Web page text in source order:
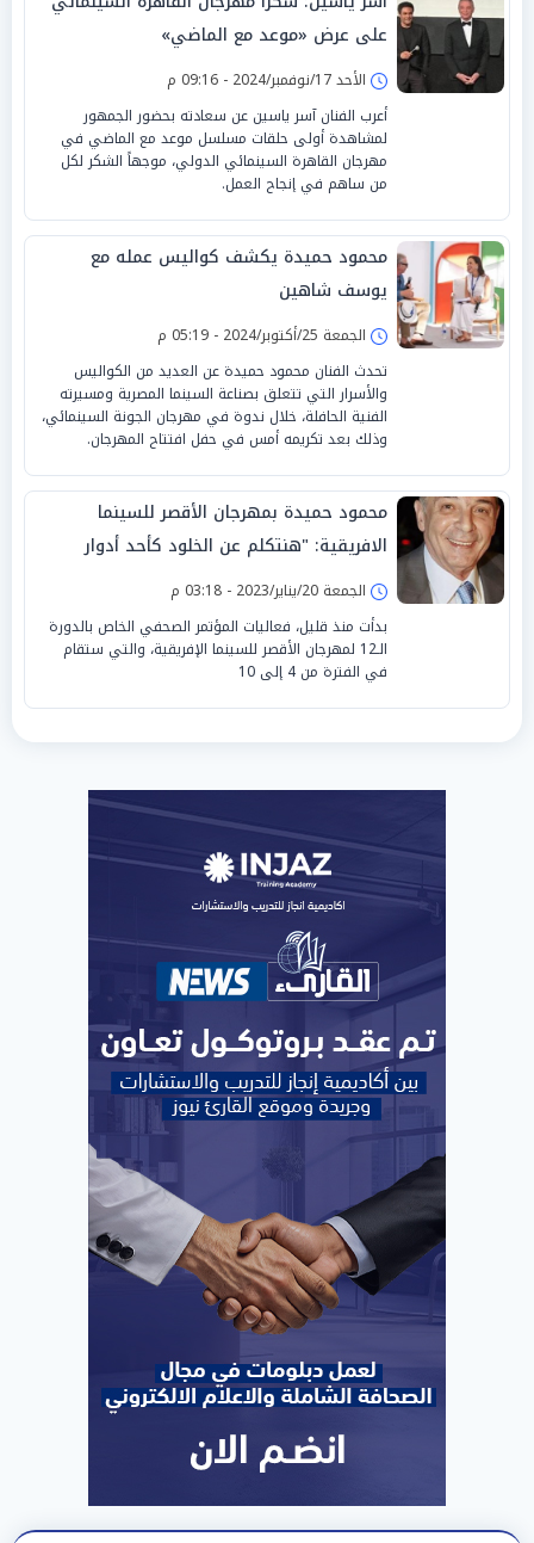
على عرض «موعد مع الماضي»
الأحد 17/نوفمبر/2024 - 09:16 م
أعرب الفنان آسر ياسين عن سعادته بحضور الجمهور
لمشاهدة أولى حلقات مسلسل موعد مع الماضي في
مهرجان القاهرة السينمائي الدولي، موجهاً الشكر لكل
من ساهم في إنجاح العمل.
محمود حميدة يكشف كواليس عمله مع
يوسف شاهين
الجمعة 25/أكتوبر/2024 - 05:19 م
تحدث الفنان محمود حميدة عن العديد من الكواليس
والأسرار التي تتعلق بصناعة السينما المصرية ومسيرته
الفنية الحافلة، خلال ندوة في مهرجان الجونة السينمائي،
وذلك بعد تكريمه أمس في حفل افتتاح المهرجان.
محمود حميدة بمهرجان الأقصر للسينما
الافريقية: "هنتكلم عن الخلود كأحد أدوار
السينما"
الجمعة 20/يناير/2023 - 03:18 م
بدأت منذ قليل، فعاليات المؤتمر الصحفي الخاص بالدورة
الـ12 لمهرجان الأقصر للسينما الإفريقية، والتي ستقام
في الفترة من 4 إلى 10